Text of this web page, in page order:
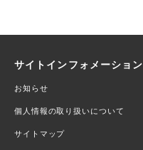
サイトインフォメーション
お知らせ
個人情報の取り扱いについて
サイトマップ